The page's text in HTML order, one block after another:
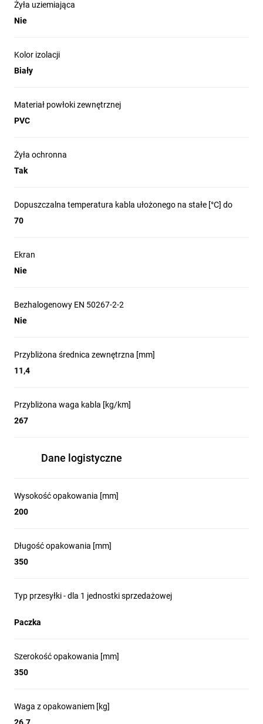
Żyła uziemiająca
Nie
Kolor izolacji
Biały
Materiał powłoki zewnętrznej
PVC
Żyła ochronna
Tak
Dopuszczalna temperatura kabla ułożonego na stałe [°C] do
70
Ekran
Nie
Bezhalogenowy EN 50267-2-2
Nie
Przybliżona średnica zewnętrzna [mm]
11,4
Przybliżona waga kabla [kg/km]
267
Dane logistyczne
Wysokość opakowania [mm]
200
Długość opakowania [mm]
350
Typ przesyłki - dla 1 jednostki sprzedażowej
Paczka
Szerokość opakowania [mm]
350
Waga z opakowaniem [kg]